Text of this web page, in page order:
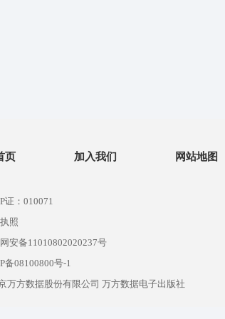
页 加入我们 网站地图
证：010071
照
安备11010802020237号
备08100800号-1
万方数据股份有限公司 万方数据电子出版社